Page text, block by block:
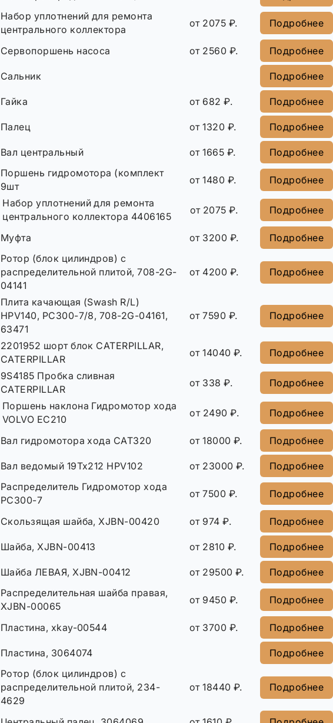
Набор уплотнений для ремонта
центрального коллектора
от 2075 ₽. Подробнее
Сервопоршень насоса от 2560 ₽. Подробнее
Сальник Подробнее
Гайка от 682 ₽. Подробнее
Палец от 1320 ₽. Подробнее
Вал центральный от 1665 ₽.
Подробнее
Поршень гидромотора (комплект
9шт
от 1480 ₽. Подробнее
Набор уплотнений для ремонта
центрального коллектора 4406165
от 2075 ₽. Подробнее
Муфта от 3200 ₽. Подробнее
Ротор (блок цилиндров) с
распределительной плитой, 708-2G-
04141
от 4200 ₽. Подробнее
Плита качающая (Swash R/L)
HPV140, PC300-7/8, 708-2G-04161,
63471
от 7590 ₽. Подробнее
2201952 шорт блок CATERPILLAR,
CATERPILLAR
от 14040 ₽. Подробнее
9S4185 Пробка сливная
CATERPILLAR
от 338 ₽. Подробнее
Поршень наклона Гидромотор хода
VOLVO EC210
от 2490 ₽. Подробнее
Вал гидромотора хода CAT320 от 18000 ₽. Подробнее
Вал ведомый 19Тх212 HPV102 от 23000 ₽.
Подробнее
Распределитель Гидромотор хода
PC300-7
от 7500 ₽. Подробнее
Скользящая шайба, XJBN-00420 от 974 ₽. Подробнее
Шайба, XJBN-00413 от 2810 ₽. Подробнее
Шайба ЛЕВАЯ, XJBN-00412 от 29500 ₽. Подробнее
Распределительная шайба правая,
XJBN-00065
от 9450 ₽. Подробнее
Пластина, xkay-00544 от 3700 ₽. Подробнее
Пластина, 3064074 Подробнее
Ротор (блок цилиндров) с
распределительной плитой, 234-
4629
от 18440 ₽. Подробнее